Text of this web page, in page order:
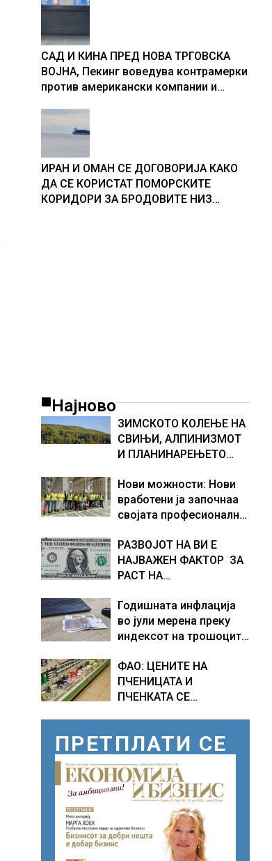
САД И КИНА ПРЕД НОВА ТРГОВСКА
ВОЈНА, Пекинг воведува контрамерки
против американски компании и
ИРАН И ОМАН СЕ ДОГОВОРИЈА КАКО
ДА СЕ КОРИСТАТ ПОМОРСКИТЕ
КОРИДОРИ ЗА БРОДОВИТЕ НИЗ
Најново
ЗИМСКОТО КОЛЕЊЕ НА
СВИЊИ, АЛПИНИЗМОТ
И ПЛАНИНАРЕЊЕТО
НА КУЛТУРНО
НАСЛЕДСТВО НА
СЛОВЕНИЈА
Нови можности: Нови
вработени ја започнаа
својата професионална
Логистичкиот центар во
Куманово
РАЗВОЈОТ НА ВИ Е
НАЈВАЖЕН ФАКТОР ЗА
РАСТ НА
ЕКОНОМИЈА
Годишната инфлација
во јули мерена преку
индексот на трошоците
ФАО: ЦЕНИТЕ НА
ПЧЕНИЦАТА И
ПЧЕНКАТА СЕ
бележат пониски цени
ПРЕТПЛАТИ СЕ